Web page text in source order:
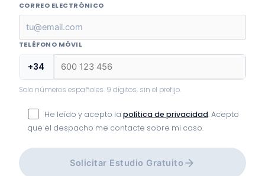
CORREO ELECTRÓNICO
TELÉFONO MÓVIL
+34
Solo números españoles. 9 dígitos, sin el prefijo.
He leído y acepto la política de privacidad. Acepto
que el despacho me contacte sobre mi caso.
Solicitar Estudio Gratuito